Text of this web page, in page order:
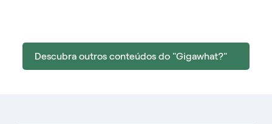
Descubra outros conteúdos do "Gigawhat?"